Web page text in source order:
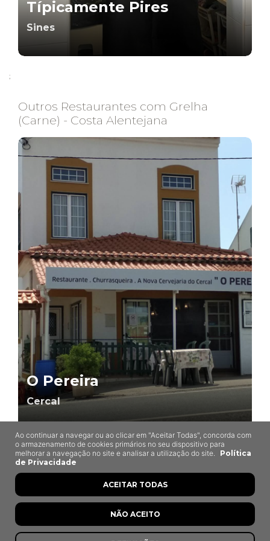
Típicamente Pires
Sines
;
Outros Restaurantes com Grelha
(Carne) - Costa Alentejana
O Pereira
Cercal
Ao continuar a navegar ou ao clicar em "Aceitar Todas", concorda com
o armazenamento de cookies primários no seu dispositivo para
melhorar a navegação no site e analisar a utilização do site.
Política
de Privacidade
NÃO ACEITO
ACEITAR TODAS